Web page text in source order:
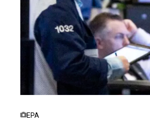
EPA